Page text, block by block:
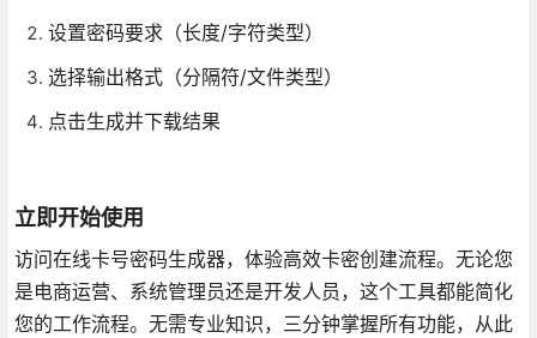
设置密码要求（长度/字符类型）
选择输出格式（分隔符/文件类型）
点击生成并下载结果
立即开始使用
访问在线卡号密码生成器，体验高效卡密创建流程。无论您
是电商运营、系统管理员还是开发人员，这个工具都能简化
您的工作流程。无需专业知识，三分钟掌握所有功能，从此